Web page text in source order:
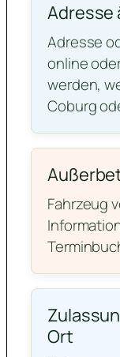
Adresse
Adresse
online
werden,
Coburg
Fahrzeug
Ort